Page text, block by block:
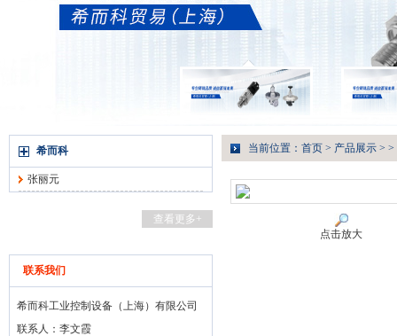
希而科
张丽元
查看更多+
联系我们
希而科工业控制设备（上海）有限公司
联系人：李文霞
当前位置： 首页 > 产品展示 > >
点击放大